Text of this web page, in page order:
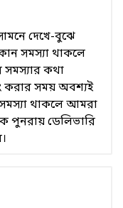
দেখে-বুঝে
সমস্যা থাকলে
কথা
করার সময় অবশ্যই
থাকলে আমরা
পুনরায় ডেলিভারি